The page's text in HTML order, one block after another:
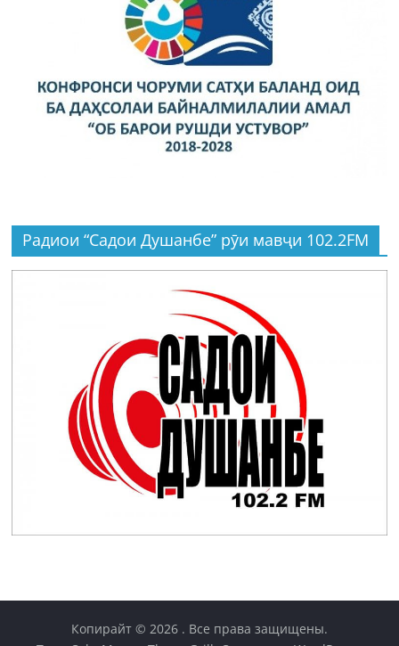
Радиои “Садои Душанбе” рӯи мавҷи 102.2FM
Копирайт © 2026 . Все права защищены.